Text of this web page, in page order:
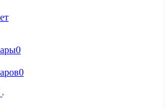
0
0